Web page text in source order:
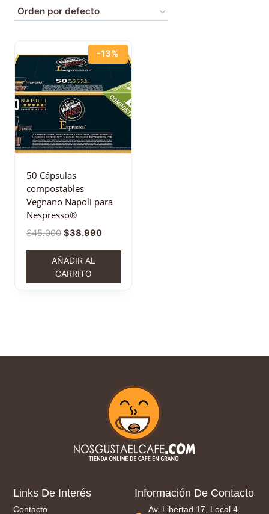
-13%
50 Cápsulas
compostables
Vegnano Napoli para
Nespresso®
$45.000 $38.990
AÑADIR AL
CARRITO
Links De Interés
Contacto
Información De Contacto
Av. Libertad 17, Local 4.